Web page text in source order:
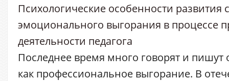
Психологические особенности развития
эмоционального выгорания в процессе
деятельности педагога
Последнее время много говорят и пишут
как профессиональное выгорание. В